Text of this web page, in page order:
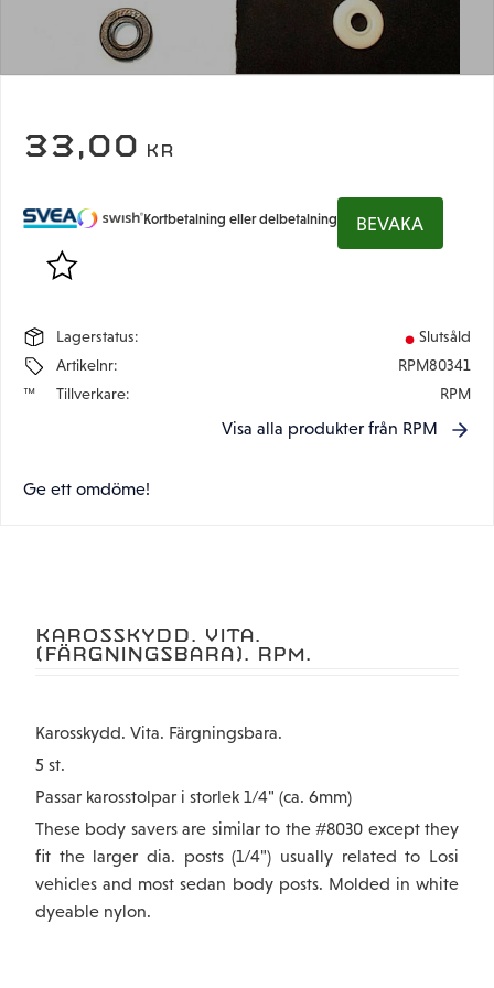
33,00 KR
Lägg till i favoriter
Kortbetalning eller delbetalning BEVAKA
Lagerstatus
Slutsåld
Artikelnr
RPM80341
Tillverkare
RPM
Visa alla produkter från RPM
Ge ett omdöme!
KAROSSKYDD. VITA.
(FÄRGNINGSBARA). RPM.
Karosskydd. Vita. Färgningsbara.
5 st.
Passar karosstolpar i storlek 1/4" (ca. 6mm)
These body savers are similar to the #8030 except they
fit the larger dia. posts (1/4") usually related to Losi
vehicles and most sedan body posts. Molded in white
dyeable nylon.